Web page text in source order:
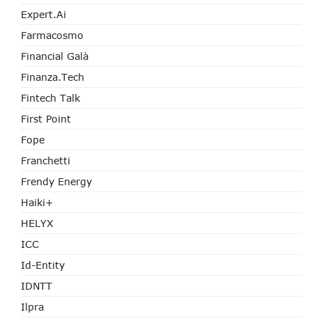
Expert.ai
Farmacosmo
Financial Galà
Finanza.tech
Fintech Talk
First Point
Fope
Franchetti
Frendy Energy
Haiki+
HELYX
ICC
Id-Entity
IDNTT
Ilpra